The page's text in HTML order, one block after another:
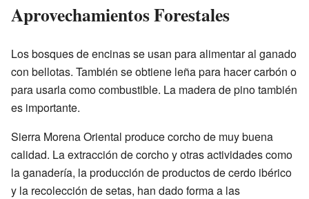
Aprovechamientos Forestales
Los bosques de encinas se usan para alimentar al ganado
con bellotas. También se obtiene leña para hacer carbón o
para usarla como combustible. La madera de pino también
es importante.
Sierra Morena Oriental produce corcho de muy buena
calidad. La extracción de corcho y otras actividades como
la ganadería, la producción de productos de cerdo ibérico
y la recolección de setas, han dado forma a las